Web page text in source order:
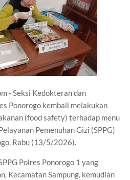
- Seksi Kedokteran dan
Ponorogo kembali melakukan
(food safety) terhadap menu
Pemenuhan Gizi (SPPG)
Rabu (13/5/2026).
Polres Ponorogo 1 yang
Kecamatan Sampung, kemudian